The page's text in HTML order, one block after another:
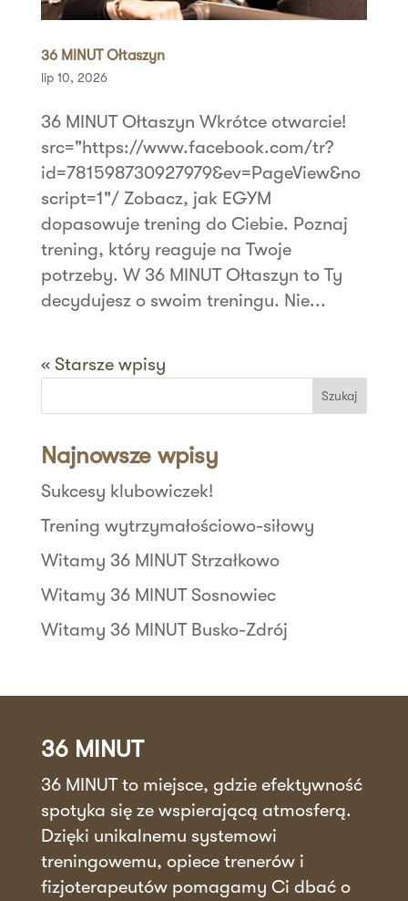
36 MINUT Ołtaszyn
lip 10, 2026
36 MINUT Ołtaszyn Wkrótce otwarcie!
src="https://www.facebook.com/tr?
id=781598730927979&ev=PageView&no
script=1"/ Zobacz, jak EGYM
dopasowuje trening do Ciebie. Poznaj
trening, który reaguje na Twoje
potrzeby. W 36 MINUT Ołtaszyn to Ty
decydujesz o swoim treningu. Nie...
« Starsze wpisy
Szukaj
Najnowsze wpisy
Sukcesy klubowiczek!
Trening wytrzymałościowo-siłowy
Witamy 36 MINUT Strzałkowo
Witamy 36 MINUT Sosnowiec
Witamy 36 MINUT Busko-Zdrój
36 MINUT
36 MINUT to miejsce, gdzie efektywność
spotyka się ze wspierającą atmosferą.
Dzięki unikalnemu systemowi
treningowemu, opiece trenerów i
fizjoterapeutów pomagamy Ci dbać o